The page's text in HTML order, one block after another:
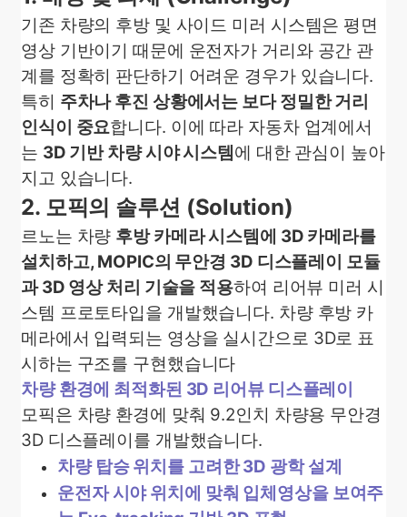
기존 차량의 후방 및 사이드 미러 시스템은 평면
영상 기반이기 때문에 운전자가 거리와 공간 관
계를 정확히 판단하기 어려운 경우가 있습니다.
특히 주차나 후진 상황에서는 보다 정밀한 거리
인식이 중요합니다. 이에 따라 자동차 업계에서
는 3D 기반 차량 시야 시스템 에 대한 관심이 높아
지고 있습니다.
2. 모픽의 솔루션 (Solution)
르노는 차량 후방 카메라 시스템에 3D 카메라를
설치하고, MOPIC의 무안경 3D 디스플레이 모듈
과 3D 영상 처리 기술을 적용하여 리어뷰 미러 시
스템 프로토타입을 개발했습니다. 차량 후방 카
메라에서 입력되는 영상을 실시간으로 3D로 표
시하는 구조를 구현했습니다
차량 환경에 최적화된 3D 리어뷰 디스플레이
모픽은 차량 환경에 맞춰 9.2인치 차량용 무안경
3D 디스플레이를 개발했습니다.
차량 탑승 위치를 고려한 3D 광학 설계
운전자 시야 위치에 맞춰 입체영상을 보여주